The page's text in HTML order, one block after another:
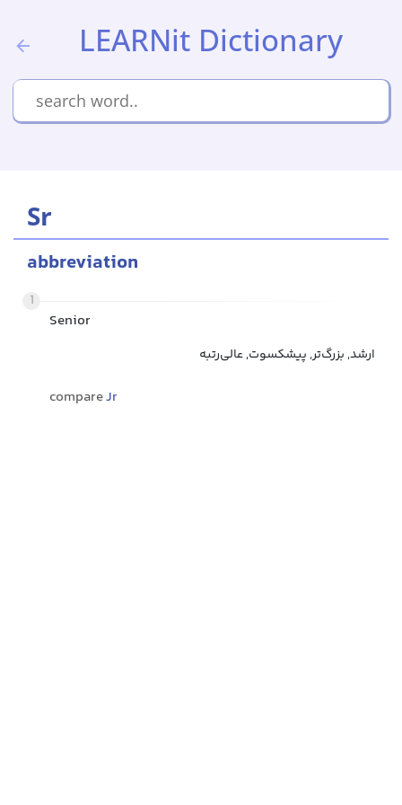
LEARNit Dictionary
Sr
abbreviation
1
Senior
ارشد, بزرگ‌تر, پیشکسوت, عالی‌رتبه
compareJr